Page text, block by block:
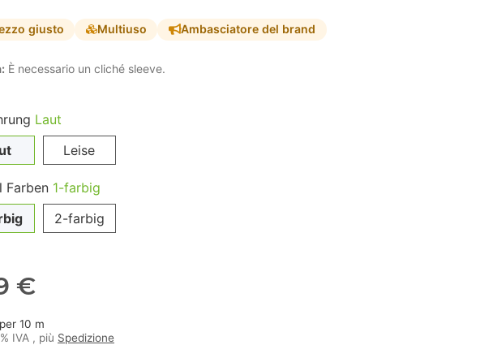
giusto Multiuso Ambasciatore del brand
È necessario un cliché sleeve.
Laut
Leise
Farben 1-farbig
2-farbig
€
10 m
IVA , più Spedizione